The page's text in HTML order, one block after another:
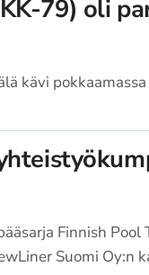
79) oli
kävi
Finnish
Suomi Oy:n